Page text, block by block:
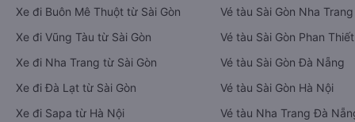
Xe đi Buôn Mê Thuột từ Sài Gòn
Xe đi Vũng Tàu từ Sài Gòn
Xe đi Nha Trang từ Sài Gòn
Xe đi Đà Lạt từ Sài Gòn
Xe đi Sapa từ Hà Nội
Vé tàu Sài Gòn Nha Trang
Vé tàu Sài Gòn Phan Thiết
Vé tàu Sài Gòn Đà Nẵng
Vé tàu Sài Gòn Hà Nội
Vé tàu Nha Trang Đà